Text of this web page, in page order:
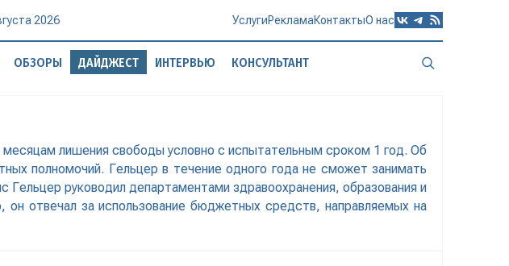
2026 УслугиРекламаКонтактыО нас
ОБЗОРЫ ДАЙДЖЕСТ ИНТЕРВЬЮ КОНСУЛЬТАНТ
лишения свободы условно с испытательным сроком 1 год. Об
полномочий. Гельцер в течение одного года не сможет занимать
Гельцер руководил департаментами здравоохранения, образования и
он отвечал за использование бюджетных средств, направляемых на